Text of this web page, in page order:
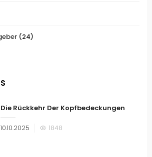
(24)
Die Rückkehr Der Kopfbedeckungen
Veröffentlicht
10.10.2025 1848